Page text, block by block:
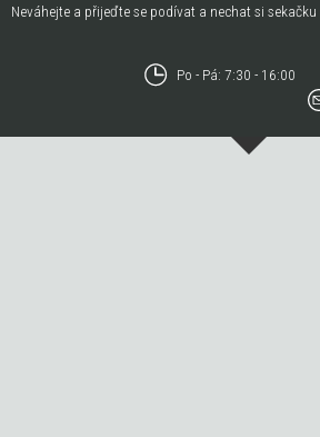
Neváhejte a přijeďte se podívat a nechat si sekačku
Po - Pá: 7:30 - 16:00